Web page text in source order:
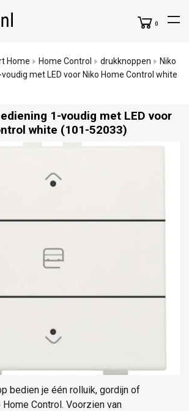
0
Home Home Control drukknoppen
Niko
met LED voor Niko Home Control white
1-voudig met LED voor
white (101-52033)
bedien je één rolluik, gordijn of
Control. Voorzien van